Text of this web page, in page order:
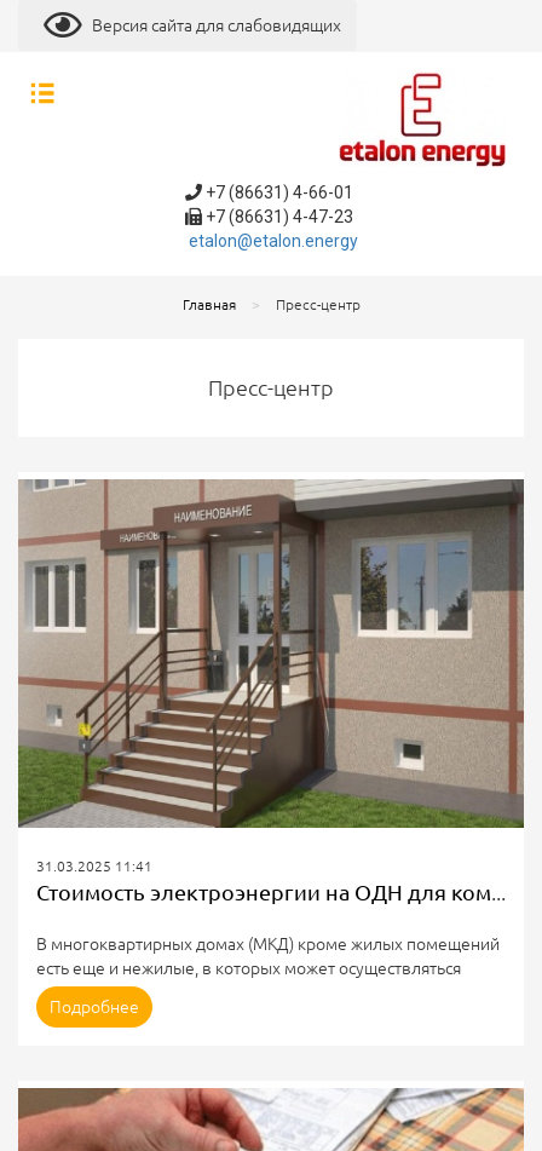
Версия сайта для слабовидящих
+7 (86631) 4-66-01
+7 (86631) 4-47-23
etalon@etalon.energy
Главная Пресс-центр
Пресс-центр
31.03.2025 11:41
Стоимость электроэнергии на ОДН для коммерсанта в МКД
В многоквартирных домах (МКД) кроме жилых помещений
есть еще и нежилые, в которых может осуществляться
коммерческая деятельность. Владельцы таких нежилых
помещений оплачивают электроэнергию по письменному
такого помещения коммерсант будет оплачивать по тарифу
прочие потребители (коммерческий тариф). Но поскольку
объект энергопотребления находиться внутри
Подробнее